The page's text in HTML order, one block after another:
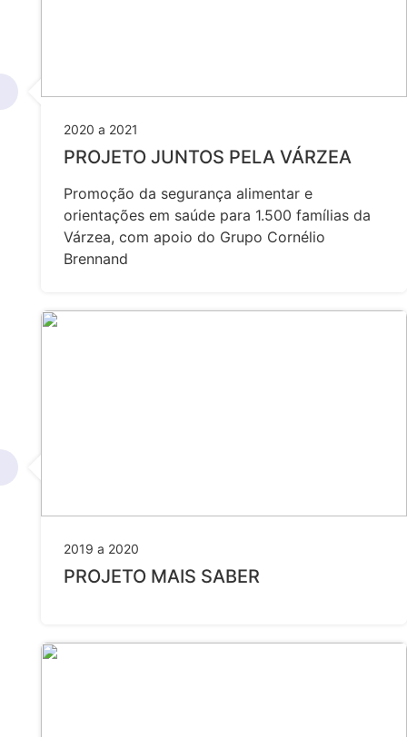
2020 a 2021
PROJETO JUNTOS PELA VÁRZEA
Promoção da segurança alimentar e
orientações em saúde para 1.500 famílias da
Várzea, com apoio do Grupo Cornélio
Brennand
2019 a 2020
PROJETO MAIS SABER